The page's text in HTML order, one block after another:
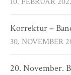
Korrektur –
30. NOVEMBER
20. November.